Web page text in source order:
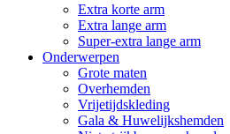
Extra korte arm
Extra lange arm
Super-extra lange arm
Onderwerpen
Grote maten
Overhemden
Vrijetijdskleding
Gala & Huwelijkshemden